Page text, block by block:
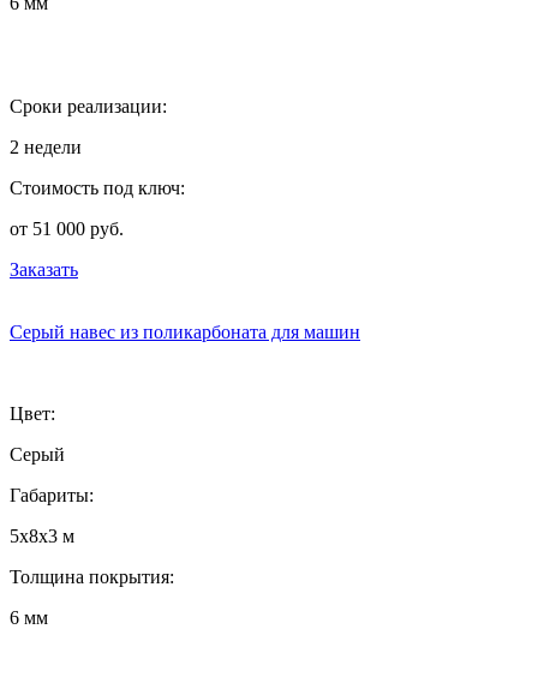
Сроки реализации:
2 недели
Стоимость под ключ:
от 51 000 руб.
Заказать
Серый навес из поликарбоната для машин
Цвет:
Серый
Габариты:
5х8х3 м
Толщина покрытия:
6 мм